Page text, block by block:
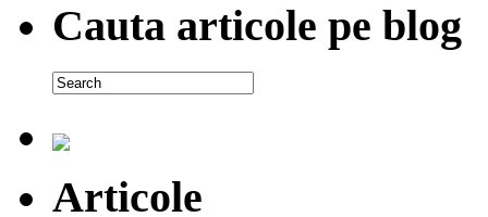
Cauta articole pe blog
Articole